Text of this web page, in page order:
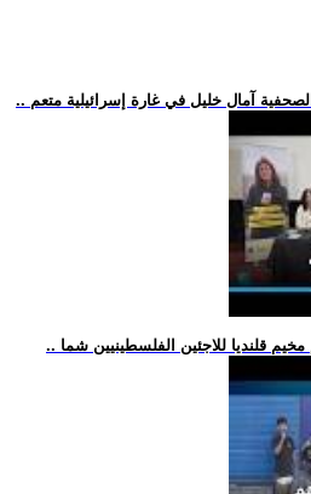
آمال خليل في غارة إسرائيلية متعم
مخيم قلنديا للاجئين الفلسطينيين شما